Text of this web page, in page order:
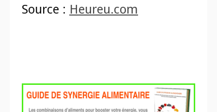
Source : Heureu.com